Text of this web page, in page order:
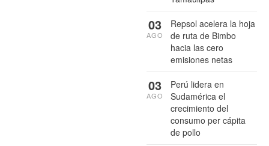
Repsol acelera la hoja
de ruta de Bimbo
hacia las cero
emisiones netas
03
AGO
Perú lidera en
Sudamérica el
crecimiento del
consumo per cápita
de pollo
03
AGO